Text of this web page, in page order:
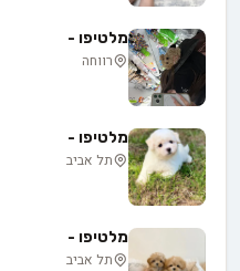
מלטיפו -
רווחה
מלטיפו -
תל אביב
מלטיפו -
תל אביב